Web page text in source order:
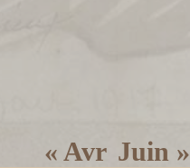
« Avr Juin »